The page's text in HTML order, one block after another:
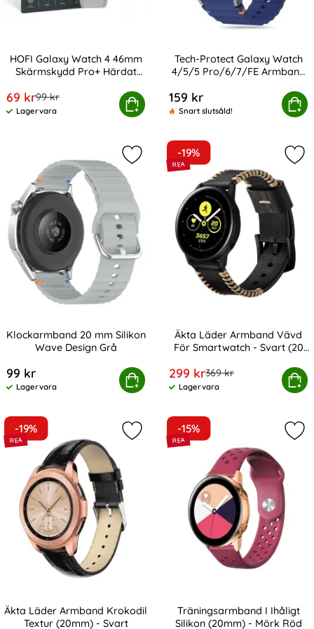
HOFI Galaxy Watch 4 46mm
Skärmskydd Pro+ Härdat
rea pris
69 krtidigare pris
99 kr
Tillgänglighet:
Lagervara
Köp
Watch 4 46mm Skärmskydd Pro+ Härdat Glas
Tech-Protect Galaxy Watch
4/5/5 Pro/6/7/FE Armband
159 kr
Snart slutsåld!
Köp
Tech-Protect Galaxy Watch 4/5/5
Klockarmband 20 mm Silikon
Wave Design Grå
99 kr
Tillgänglighet:
Lagervara
Köp
Klockarmband 20 mm Silikon Wave Design Grå
Markera klockarmband 20 mm
-19%
Äkta Läder Armband Vävd
För Smartwatch - Svart (20
rea pris
299 krtidigare pris
369 kr
Tillgänglighet:
Lagervara
Köp
Äkta Läder Armband Vävd För
-19%
Äkta Läder Armband Krokodil
Textur (20mm) - Svart
Markera Äkta Läder Armband
-15%
Träningsarmband I Ihåligt
Silikon (20mm) - Mörk Röd